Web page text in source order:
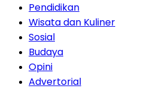
Pendidikan
Wisata dan Kuliner
Sosial
Budaya
Opini
Advertorial